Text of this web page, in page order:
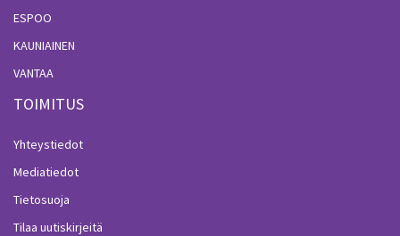
ESPOO
KAUNIAINEN
VANTAA
TOIMITUS
Yhteystiedot
Mediatiedot
Tietosuoja
Tilaa uutiskirjeitä